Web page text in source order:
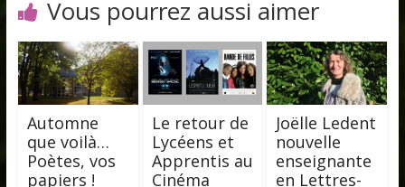
Vous pourrez aussi aimer
Automne
que voilà…
Poètes, vos
papiers !
Le retour de
Lycéens et
Apprentis au
Cinéma
Joëlle Ledent
nouvelle
enseignante
en Lettres-